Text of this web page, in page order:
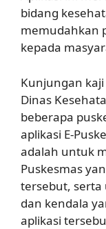
bidang
memudahkan
kepada
Kunjungan
Dinas
beberapa
aplikasi E-
adalah untuk
Puskesmas
tersebut,
dan kendala
aplikasi